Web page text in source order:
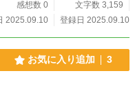
感想数 0
文字数 3,159
2025.09.10
登録日 2025.09.10
お気に入り追加 3